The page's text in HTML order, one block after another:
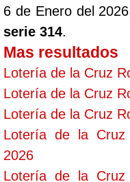
6 de Enero del
serie 314.
Mas resultados
Lotería de la Cruz
Lotería de la Cruz
Lotería de la Cruz
Lotería de la
2026
Lotería de la